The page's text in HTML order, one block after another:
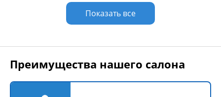
Показать все
Преимущества нашего салона